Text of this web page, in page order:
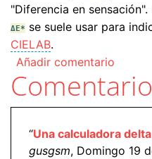
"Diferencia en
ΔE* se suele usar para
CIELAB.
Añadir comentario
“Una calculadora delta
gusgsm, Domingo 19